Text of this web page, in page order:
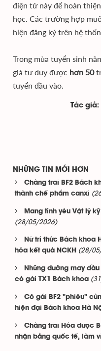
điện tử này để hoàn
học. Các trường hợp
hiện đăng ký trên hệ
Trong mùa tuyển sinh
giá tư duy được hơn 50
tuyển đầu vào.
Tác giả:
NHỮNG TIN MỚI HƠN
Chàng trai BF2 Bách
thành chế phẩm canxi
Mang tình yêu Vật lý
(28/05/2026)
Nữ trí thức Bách khoa
hóa kết quả NCKH
(28/
Những đường may
cô gái TX1 Bách khoa
Cô gái BF2 "phiêu"
hiện đại Bách khoa Hà
Chàng trai Hóa dược
nhận bằng quốc tế, làm